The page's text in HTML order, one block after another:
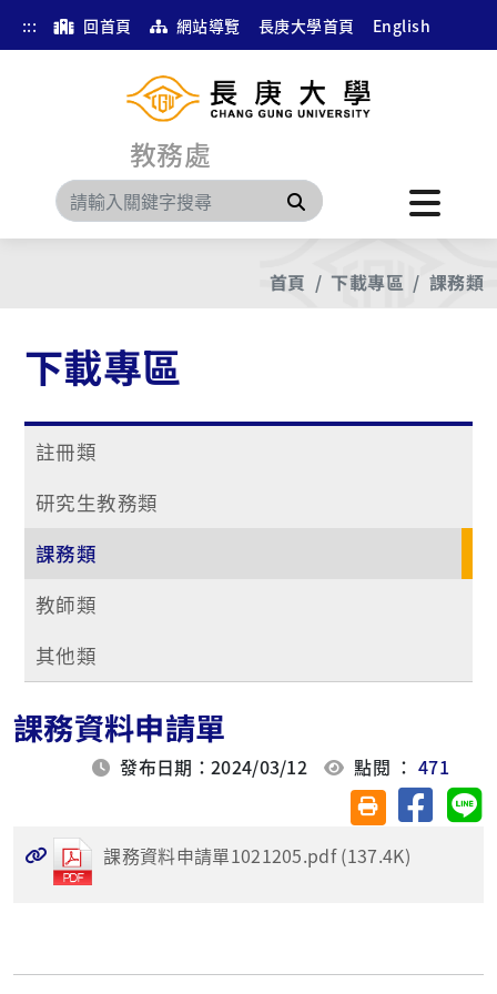
::: 回首頁 網站導覽 長庚大學首頁 English
教務處
搜尋
首頁 下載專區 課務類
下載專區
註冊類
研究生教務類
課務類
教師類
其他類
課務資料申請單
發布日期：2024/03/12 點閱 ：471
友善列印(另開視
分享至
課務資料申請單1021205.pdf (137.4K)